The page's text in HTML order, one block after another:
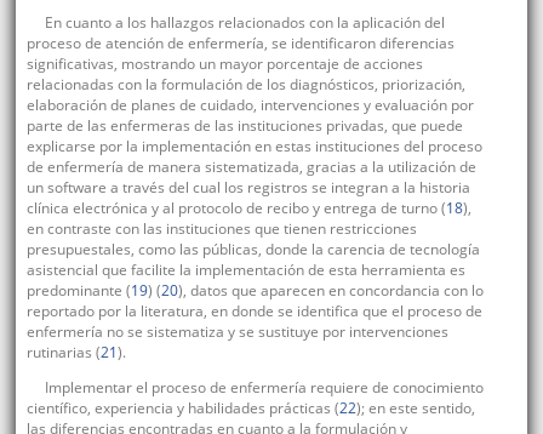
En cuanto a los hallazgos relacionados con la aplicación del
proceso de atención de enfermería, se identificaron diferencias
significativas, mostrando un mayor porcentaje de acciones
relacionadas con la formulación de los diagnósticos, priorización,
elaboración de planes de cuidado, intervenciones y evaluación por
parte de las enfermeras de las instituciones privadas, que puede
explicarse por la implementación en estas instituciones del proceso
de enfermería de manera sistematizada, gracias a la utilización de
un software a través del cual los registros se integran a la historia
clínica electrónica y al protocolo de recibo y entrega de turno (18),
en contraste con las instituciones que tienen restricciones
presupuestales, como las públicas, donde la carencia de tecnología
asistencial que facilite la implementación de esta herramienta es
predominante (19) (20), datos que aparecen en concordancia con lo
reportado por la literatura, en donde se identifica que el proceso de
enfermería no se sistematiza y se sustituye por intervenciones
rutinarias (21).
Implementar el proceso de enfermería requiere de conocimiento
científico, experiencia y habilidades prácticas (22); en este sentido,
las diferencias encontradas en cuanto a la formulación y